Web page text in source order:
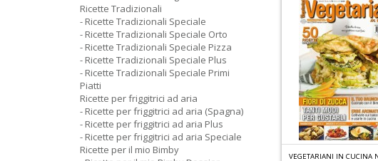
VEGETARIANI IN CUCINA
Ricette Tradizionali
- Ricette Tradizionali Speciale
- Ricette Tradizionali Speciale Orto
- Ricette Tradizionali Speciale Pizza
- Ricette Tradizionali Speciale Plus
- Ricette Tradizionali Speciale Primi
Piatti
Ricette per friggitrici ad aria
- Ricette per friggitrici ad aria (Spagna)
- Ricette per friggitrici ad aria Plus
- Ricette per friggitrici ad aria Speciale
Ricette per il mio Bimby